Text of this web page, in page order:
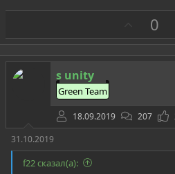
а
0
s unity
Green Team
18.09.2019 207
31.10.2019
f22 сказал(а):